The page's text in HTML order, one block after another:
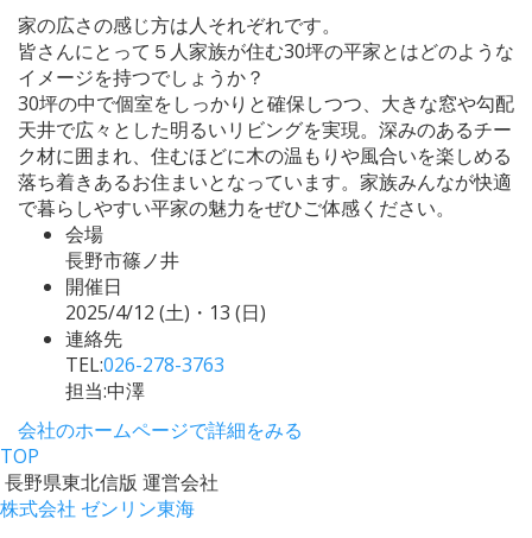
家の広さの感じ方は人それぞれです。
皆さんにとって５人家族が住む30坪の平家とはどのような
イメージを持つでしょうか？
30坪の中で個室をしっかりと確保しつつ、大きな窓や勾配
天井で広々とした明るいリビングを実現。深みのあるチー
ク材に囲まれ、住むほどに木の温もりや風合いを楽しめる
落ち着きあるお住まいとなっています。家族みんなが快適
で暮らしやすい平家の魅力をぜひご体感ください。
会場
長野市篠ノ井
開催日
2025/4/12 (土)・13 (日)
連絡先
TEL:026-278-3763
担当:中澤
会社のホームページで詳細をみる
TOP
長野県東北信版 運営会社
株式会社 ゼンリン東海